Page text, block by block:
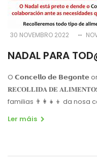
30 NOVEMBRO 2022
NADAL PARA
O 𝗖𝗼𝗻𝗰𝗲𝗹𝗹𝗼 𝗱𝗲 𝗕𝗲𝗴𝗼𝗻𝘁𝗲
𝐑𝐄𝐂𝐎𝐋𝐋𝐈𝐃𝐀 𝐃𝐄
familias 👨‍👩‍👧‍👦 da nosa
Ler máis